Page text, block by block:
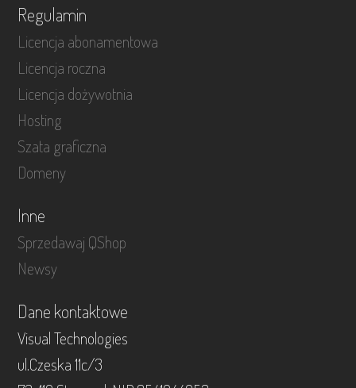
Regulamin
Licencja abonamentowa
Licencja roczna
Licencja dożywotnia
Hosting
Szata graficzna
Domeny
Inne
Sprzedawaj QShop
Newsy
Dane kontaktowe
Visual Technologies
ul.Czeska 11c/3